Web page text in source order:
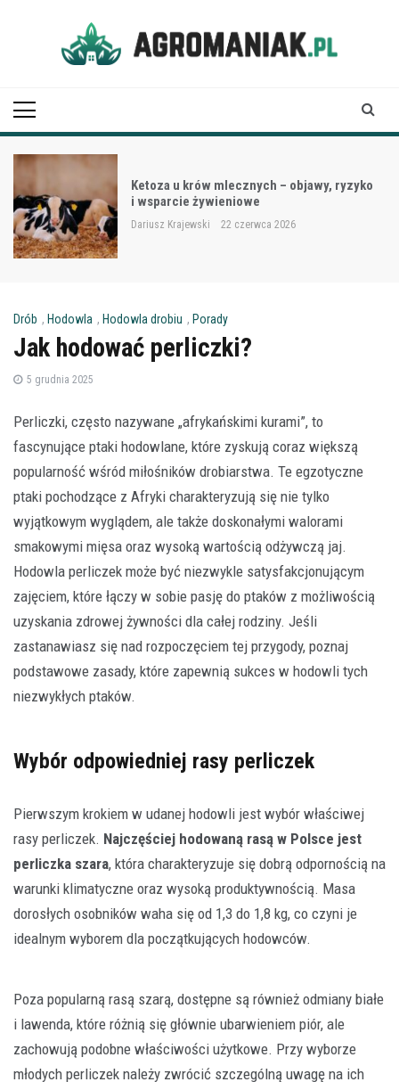
Ketoza u krów mlecznych – objawy, ryzyko
i wsparcie żywieniowe
Dariusz Krajewski 22 czerwca 2026
Drób , Hodowla , Hodowla drobiu , Porady
Jak hodować perliczki?
5 grudnia 2025
Perliczki, często nazywane „afrykańskimi kurami”, to
fascynujące ptaki hodowlane, które zyskują coraz większą
popularność wśród miłośników drobiarstwa. Te egzotyczne
ptaki pochodzące z Afryki charakteryzują się nie tylko
wyjątkowym wyglądem, ale także doskonałymi walorami
smakowymi mięsa oraz wysoką wartością odżywczą jaj.
Hodowla perliczek może być niezwykle satysfakcjonującym
zajęciem, które łączy w sobie pasję do ptaków z możliwością
uzyskania zdrowej żywności dla całej rodziny. Jeśli
zastanawiasz się nad rozpoczęciem tej przygody, poznaj
podstawowe zasady, które zapewnią sukces w hodowli tych
niezwykłych ptaków.
Wybór odpowiedniej rasy perliczek
Pierwszym krokiem w udanej hodowli jest wybór właściwej
rasy perliczek. Najczęściej hodowaną rasą w Polsce jest
perliczka szara, która charakteryzuje się dobrą odpornością na
warunki klimatyczne oraz wysoką produktywnością. Masa
dorosłych osobników waha się od 1,3 do 1,8 kg, co czyni je
idealnym wyborem dla początkujących hodowców.
Poza popularną rasą szarą, dostępne są również odmiany białe
i lawenda, które różnią się głównie ubarwieniem piór, ale
zachowują podobne właściwości użytkowe. Przy wyborze
młodych perliczek należy zwrócić szczególną uwagę na ich